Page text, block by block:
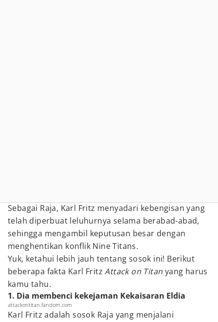
Sebagai Raja, Karl Fritz menyadari kebengisan yang
telah diperbuat leluhurnya selama berabad-abad,
sehingga mengambil keputusan besar dengan
menghentikan konflik Nine Titans.
Yuk, ketahui lebih jauh tentang sosok ini! Berikut
beberapa fakta Karl FritzAttack on Titan yang harus
kamu tahu.
1. Dia membenci kekejaman Kekaisaran Eldia
attackontitan.fandom.com
Karl Fritz adalah sosok Raja yang menjalani